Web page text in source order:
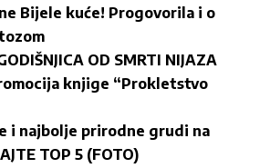
Bijele kuće! Progovorila i o
OD SMRTI NIJAZA
knjige “Prokletstvo
i najbolje prirodne grudi na
TOP 5 (FOTO)